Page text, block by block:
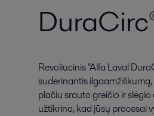
Revoliucinis "Alfa Laval
suderinantis
plačiu srauto greičio ir
užtikrina, kad jūsų procesai